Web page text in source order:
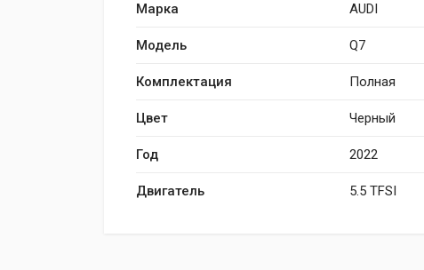
Марка AUDI
Модель Q7
Комплектация Полная
Цвет Черный
Год 2022
Двигатель 5.5 TFSI